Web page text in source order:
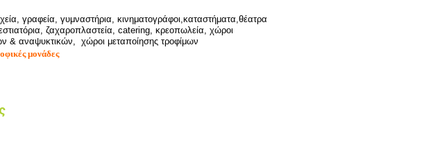
γραφεία, γυμναστήρια, κινηματογράφοι,καταστήματα,θέατρα
ζαχαροπλαστεία, catering, κρεοπωλεία, χώροι
& αναψυκτικών, χώροι μεταποίησης τροφίμων
μονάδες